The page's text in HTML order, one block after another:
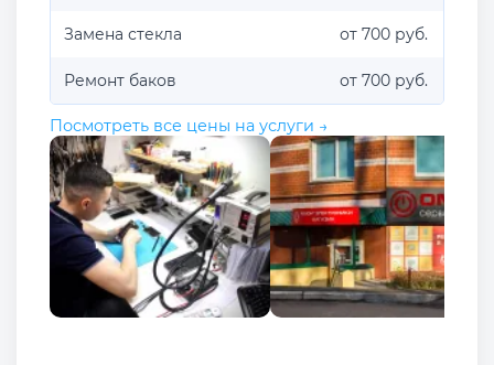
Замена стекла от 700 руб.
Ремонт баков от 700 руб.
Посмотреть все цены на услуги →